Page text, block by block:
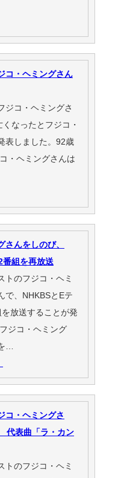
コ・ヘミングさん
コ・ヘミングさ
なったとフジコ・
表しました。92歳
・ヘミングさんは
さんをしのび、
番組を再放送
トのフジコ・ヘミ
で、NHKBSとEテ
放送することが発
ジコ・ヘミング
…
コ・ヘミングさ
代表曲「ラ・カン
トのフジコ・ヘミ